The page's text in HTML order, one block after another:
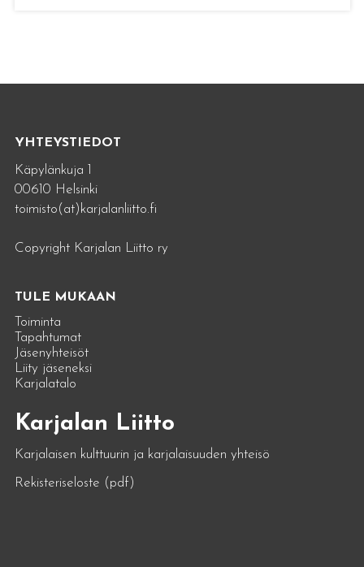
YHTEYSTIEDOT
Käpylänkuja 1
00610 Helsinki
toimisto(at)karjalanliitto.fi
Copyright Karjalan Liitto ry
TULE MUKAAN
Toiminta
Tapahtumat
Jäsenyhteisöt
Liity jäseneksi
Karjalatalo
Karjalan Liitto
Karjalaisen kulttuurin ja karjalaisuuden yhteisö
Rekisteriseloste (pdf)